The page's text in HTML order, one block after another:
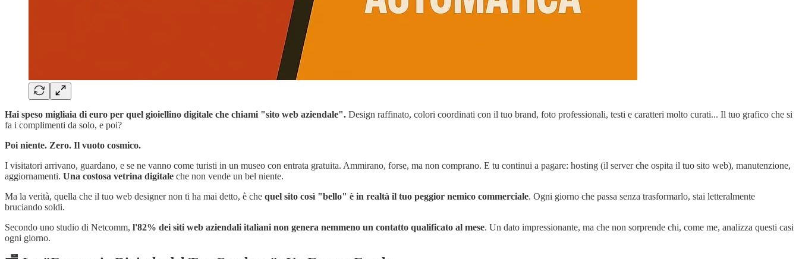
Hai speso migliaia di euro per quel gioiellino digitale che chiami "sito web aziendale". Design raffinato, colori coordinati con il tuo brand, foto professionali, testi e caratteri molto curati... Il tuo grafico che si
fa i complimenti da solo, e poi?
Poi niente. Zero. Il vuoto cosmico.
I visitatori arrivano, guardano, e se ne vanno come turisti in un museo con entrata gratuita. Ammirano, forse, ma non comprano. E tu continui a pagare: hosting (il server che ospita il tuo sito web), manutenzione,
aggiornamenti. Una costosa vetrina digitale che non vende un bel niente.
Ma la verità, quella che il tuo web designer non ti ha mai detto, è che quel sito così "bello" è in realtà il tuo peggior nemico commerciale. Ogni giorno che passa senza trasformarlo, stai letteralmente
bruciando soldi.
Secondo uno studio di Netcomm, l'82% dei siti web aziendali italiani non genera nemmeno un contatto qualificato al mese. Un dato impressionante, ma che non sorprende chi, come me, analizza questi casi
ogni giorno.